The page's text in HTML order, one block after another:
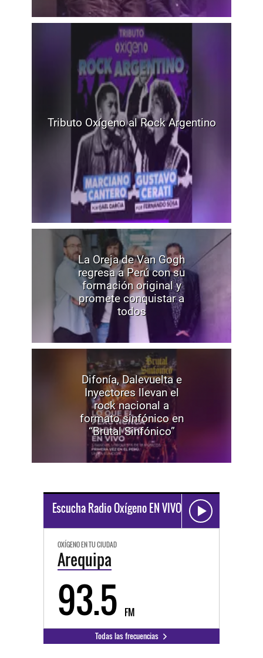
Tributo Oxígeno al Rock Argentino
La Oreja de Van Gogh
regresa a Perú con su
formación original y
promete conquistar a
todos
Difonía, Dalevuelta e
Inyectores llevan el
rock nacional a
formato sinfónico en
“Brutal Sinfónico”
Escucha Radio Oxígeno EN VIVO
OXÍGENO EN TU CIUDAD
Arequipa
93.5 FM
Todas las frecuencias